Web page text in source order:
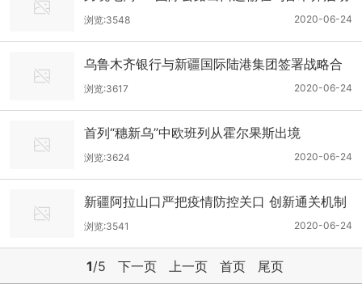
2020-06-24
浏览:3548
乌鲁木齐银行与新疆国际陆港集团签署战略合
作协议
2020-06-24
浏览:3617
首列“穗新乌”中欧班列从霍尔果斯出境
2020-06-24
浏览:3624
新疆阿拉山口严把疫情防控关口 创新通关机制
优化服务
2020-06-24
浏览:3541
1/5 下一页 上一页 首页 尾页